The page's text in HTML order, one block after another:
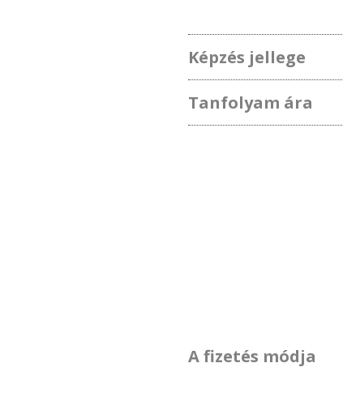
Képzés jellege
Tanfolyam ára
A fizetés módja